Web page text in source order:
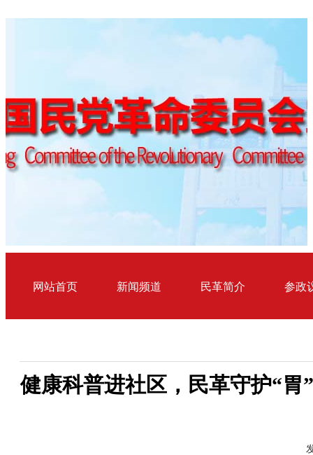
网站首页 新闻频道 民革简介 参政
健康科普进社区，民革守护“